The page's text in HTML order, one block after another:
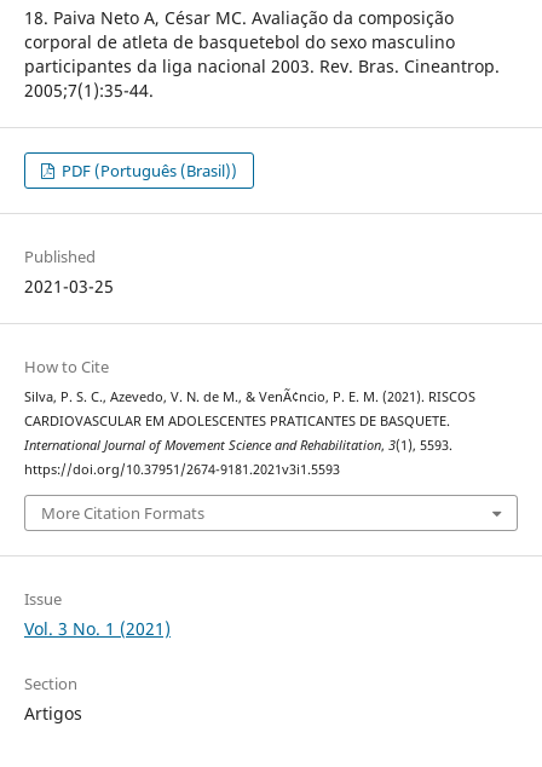
18. Paiva Neto A, César MC. Avaliação da composição
corporal de atleta de basquetebol do sexo masculino
participantes da liga nacional 2003. Rev. Bras. Cineantrop.
2005;7(1):35-44.
PDF (Português (Brasil))
Published
2021-03-25
How to Cite
Silva, P. S. C., Azevedo, V. N. de M., & VenÃ¢ncio, P. E. M. (2021). RISCOS
CARDIOVASCULAR EM ADOLESCENTES PRATICANTES DE BASQUETE.
International Journal of Movement Science and Rehabilitation, 3(1), 5593.
https://doi.org/10.37951/2674-9181.2021v3i1.5593
More Citation Formats
Issue
Vol. 3 No. 1 (2021)
Section
Artigos